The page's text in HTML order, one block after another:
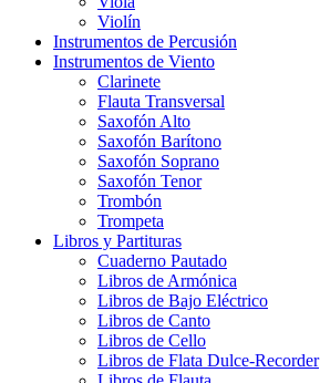
Violín
Instrumentos de Percusión
Instrumentos de Viento
Clarinete
Flauta Transversal
Saxofón Alto
Saxofón Barítono
Saxofón Soprano
Saxofón Tenor
Trombón
Trompeta
Libros y Partituras
Cuaderno Pautado
Libros de Armónica
Libros de Bajo Eléctrico
Libros de Canto
Libros de Cello
Libros de Flata Dulce-Recorder